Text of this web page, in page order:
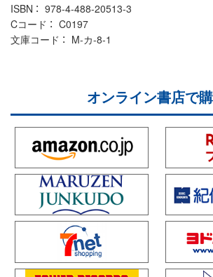
ISBN
978-4-488-20513-3
Cコード
C0197
文庫コード
M-カ-8-1
オンライン書店で